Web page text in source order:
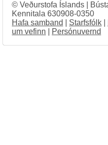
© Veðurstofa Íslands |
Kennitala 630908-0350
Hafa samband
Starfsfólk
um vefinn
Persónuvernd